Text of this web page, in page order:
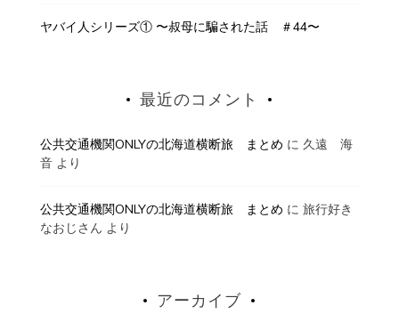
ヤバイ人シリーズ① 〜叔母に騙された話 ＃44〜
最近のコメント
公共交通機関ONLYの北海道横断旅 まとめ に 久遠 海
音より
公共交通機関ONLYの北海道横断旅 まとめ に 旅行好き
なおじさん より
アーカイブ